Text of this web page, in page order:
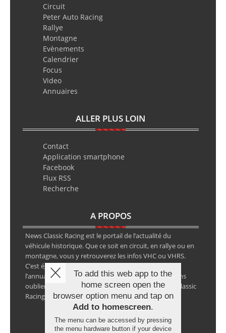
Circuit
Peter Auto Racing
Rallye
Montagne
Evènements
Calendrier
Focus
Video
Annuaires
ALLER PLUS LOIN
Contact
Application smartphone
Facebook
Flux RSS
Recherche
A PROPOS
News Classic Racing est le portail de l’actualité du
véhicule historique. Que ce soit en circuit, en rallye ou en
montagne, vous y retrouverez les infos VHC ou VHRS.
C’est également le calendrier des épreuves ainsi que
l’annuaire des spécialistes de la voiture ancienne, sans
oublier les petites annonces avec notre partenaire Classic
Racing Annonces.
To add this web app to the
home screen open the
browser option menu and tap on
Add to homescreen.
The menu can be accessed by pressing
the menu hardware button if your device